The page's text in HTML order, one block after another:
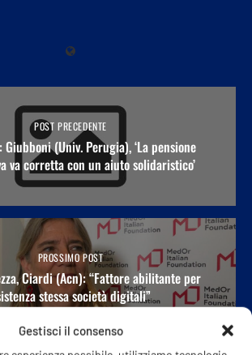
Gestisci il consenso
POST PRECEDENTE
Giubboni (Univ. Perugia), ‘La pensione
va corretta con un aiuto solidaristico’
PROSSIMO POST
Ciardi (Acn): “Fattore abilitante per
stessa società digitali”